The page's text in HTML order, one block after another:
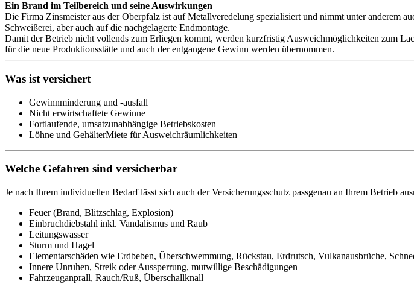
Ein Brand im Teilbereich und seine Auswirkungen
Die Firma Zinsmeister aus der Oberpfalz ist auf Metallveredelung spezialisiert und nimmt unter anderem
Schweißerei, aber auch auf die nachgelagerte Endmontage.
Damit der Betrieb nicht vollends zum Erliegen kommt, werden kurzfristig Ausweichmöglichkeiten zum
für die neue Produktionsstätte und auch der entgangene Gewinn werden übernommen.
Was ist versichert
Gewinnminderung und -ausfall
Nicht erwirtschaftete Gewinne
Fortlaufende, umsatzunabhängige Betriebskosten
Löhne und GehälterMiete für Ausweichräumlichkeiten
Welche Gefahren sind versicherbar
Je nach Ihrem individuellen Bedarf lässt sich auch der Versicherungsschutz passgenau an Ihrem Betrieb
Feuer (Brand, Blitzschlag, Explosion)
Einbruchdiebstahl inkl. Vandalismus und Raub
Leitungswasser
Sturm und Hagel
Elementarschäden wie Erdbeben, Überschwemmung, Rückstau, Erdrutsch, Vulkanausbrüche,
Innere Unruhen, Streik oder Aussperrung, mutwillige Beschädigungen
Fahrzeuganprall, Rauch/Ruß, Überschallknall